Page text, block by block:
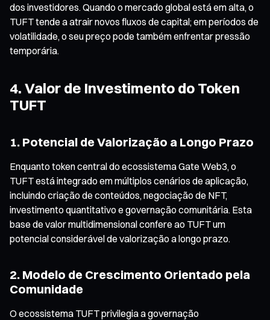
dos investidores. Quando o mercado global está em alta, o
TUFT tende a atrair novos fluxos de capital; em períodos de
volatilidade, o seu preço pode também enfrentar pressão
temporária.
4. Valor de Investimento do Token
TUFT
1. Potencial de Valorização a Longo Prazo
Enquanto token central do ecossistema Gate Web3, o
TUFT está integrado em múltiplos cenários de aplicação,
incluindo criação de conteúdos, negociação de NFT,
investimento quantitativo e governação comunitária. Esta
base de valor multidimensional confere ao TUFT um
potencial considerável de valorização a longo prazo.
2. Modelo de Crescimento Orientado pela
Comunidade
O ecossistema TUFT privilegia a governação